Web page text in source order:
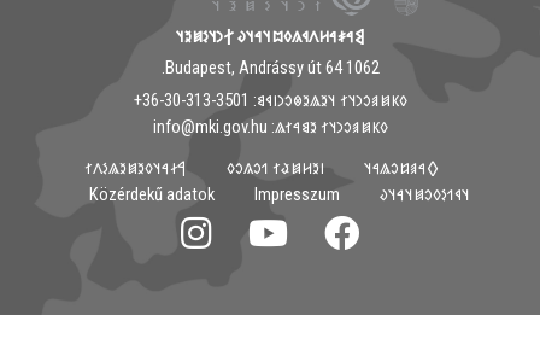
𐲘𐳀𐳎𐳀𐳢𐳤𐳁𐳍𐳓𐳪𐳦𐳀𐳦𐳜 𐲐𐳙𐳦𐳋𐳯𐳉𐳦
1062 Budapest, Andrássy út 64.
𐳓𐳞𐳯𐳠𐳛𐳙𐳦𐳐 𐳦𐳉𐳖𐳉𐳌𐳛𐳙𐳥𐳁𐳘: ‭+36-30-313-3501
𐳓𐳞𐳯𐳠𐳛𐳙𐳦𐳐 𐳉𐳘𐳀𐳐𐳖: info@mki.gov.hu
𐲓𐳀𐳠𐳆𐳛𐳖𐳀𐳦
𐳺𐳉𐳢𐳯𐳟𐳐 𐳒𐳛𐳍𐳛𐳓
𐲀𐳇𐳀𐳦𐳓𐳉𐳯𐳉𐳖𐳋𐳤𐳐
𐳦𐳁𐳒𐳋𐳓𐳛𐳯𐳦𐳀𐳦𐳜
Közérdekű adatok Impresszum